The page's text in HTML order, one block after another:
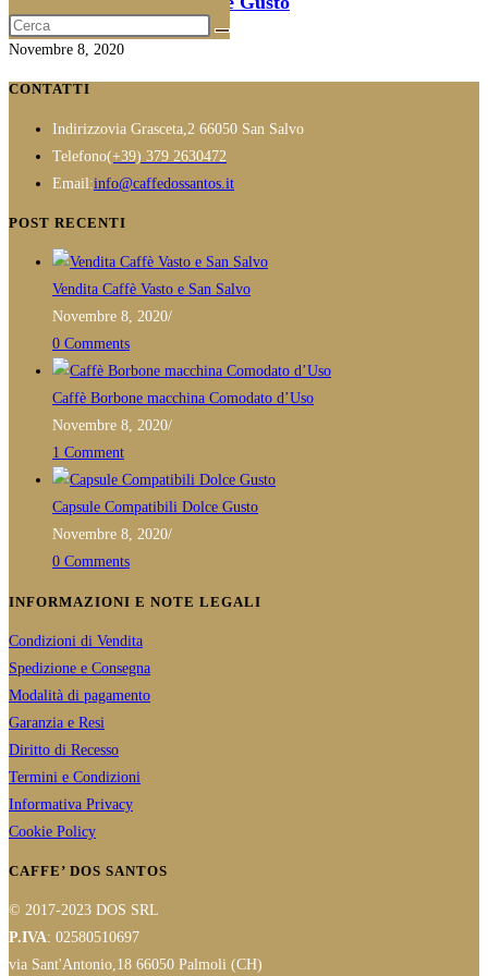
Novembre 8, 2020
CONTATTI
Indirizzovia Grasceta,2 66050 San Salvo
Telefono(+39) 379 2630472
in
Email:info@caffedossantos.itOpens
application
POST RECENTI
Vendita Caffè Vasto e San Salvo
Novembre 8, 2020/
0 Comments
Caffè Borbone macchina Comodato d’Uso
Novembre 8, 2020/
1 Comment
Capsule Compatibili Dolce Gusto
Novembre 8, 2020/
0 Comments
INFORMAZIONI E NOTE LEGALI
Condizioni di Vendita
Spedizione e Consegna
Modalità di pagamento
Garanzia e Resi
Diritto di Recesso
Termini e Condizioni
Informativa Privacy
Cookie Policy
CAFFE’ DOS SANTOS
© 2017-2023 DOS SRL
P.IVA: 02580510697
via Sant'Antonio,18 66050 Palmoli (CH)